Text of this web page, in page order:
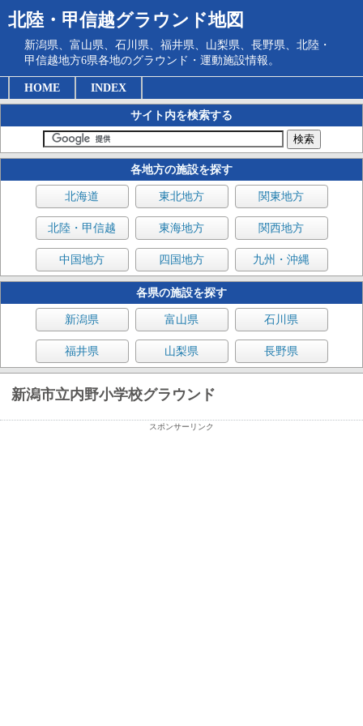
北陸・甲信越グラウンド地図
新潟県、富山県、石川県、福井県、山梨県、長野県、北陸・
甲信越地方6県各地のグラウンド・運動施設情報。
HOME INDEX
サイト内を検索する
各地方の施設を探す
北海道 東北地方 関東地方
北陸・甲信越 東海地方 関西地方
中国地方 四国地方 九州・沖縄
各県の施設を探す
新潟県 富山県 石川県
福井県 山梨県 長野県
新潟市立内野小学校グラウンド
スポンサーリンク